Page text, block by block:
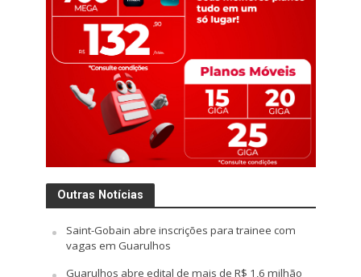
Outras Notícias
Saint-Gobain abre inscrições para trainee com
vagas em Guarulhos
Guarulhos abre edital de mais de R$ 1,6 milhão